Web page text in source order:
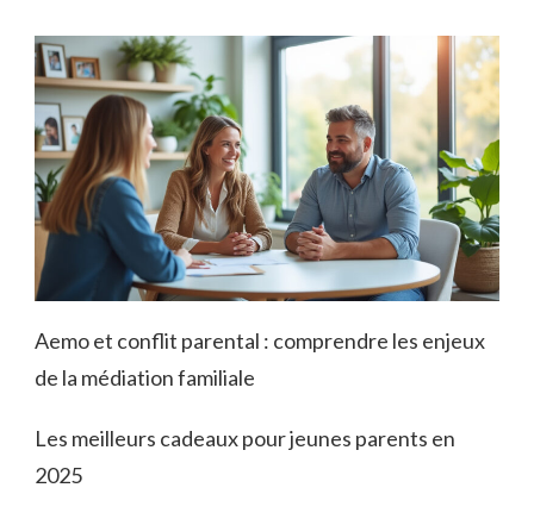
Aemo et conflit parental : comprendre les enjeux
de la médiation familiale
Les meilleurs cadeaux pour jeunes parents en
2025